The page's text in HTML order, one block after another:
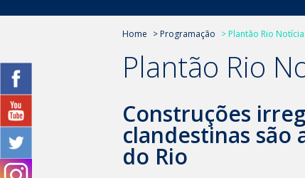
Home > Programação > Plantão Rio
Plantão Rio
Construções
clandestinas são
do Rio